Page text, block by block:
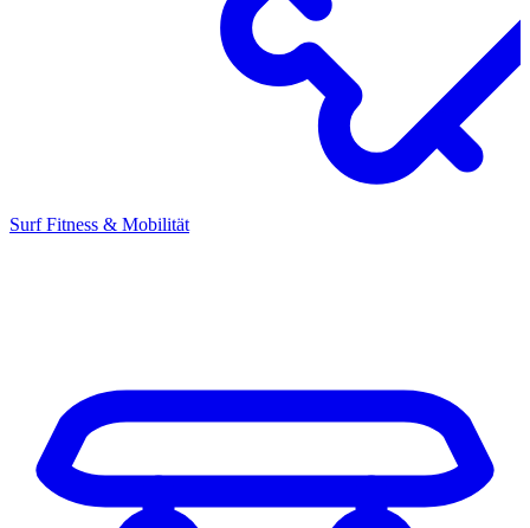
Surf Fitness & Mobilität